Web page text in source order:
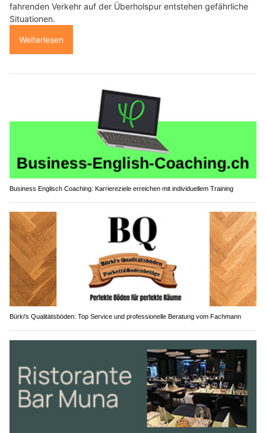
fahrenden Verkehr auf der Überholspur entstehen gefährliche
Situationen.
Weiterlesen
Business Englisch Coaching: Karriereziele erreichen mit individuellem Training
Bürki's Qualitätsböden: Top Service und professionelle Beratung vom Fachmann